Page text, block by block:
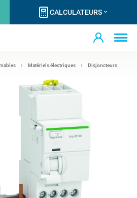
CALCULATEURS
Matériels électriques Disjoncteurs